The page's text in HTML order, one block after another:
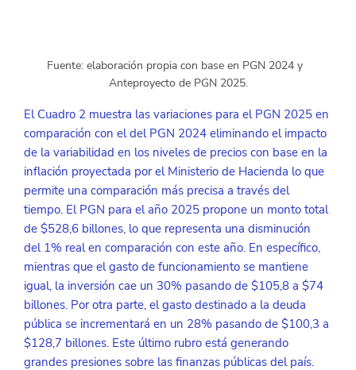
Fuente: elaboración propia con base en PGN 2024 y
Anteproyecto de PGN 2025.
El Cuadro 2 muestra las variaciones para el PGN 2025 en
comparación con el del PGN 2024 eliminando el impacto
de la variabilidad en los niveles de precios con base en la
inflación proyectada por el Ministerio de Hacienda lo que
permite una comparación más precisa a través del
tiempo. El PGN para el año 2025 propone un monto total
de $528,6 billones, lo que representa una disminución
del 1% real en comparación con este año. En específico,
mientras que el gasto de funcionamiento se mantiene
igual, la inversión cae un 30% pasando de $105,8 a $74
billones. Por otra parte, el gasto destinado a la deuda
pública se incrementará en un 28% pasando de $100,3 a
$128,7 billones. Este último rubro está generando
grandes presiones sobre las finanzas públicas del país.